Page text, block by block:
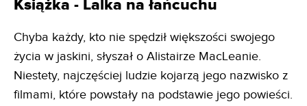
Książka - Lalka na łańcuchu
Chyba każdy, kto nie spędził większości swojego
życia w jaskini, słyszał o Alistairze MacLeanie.
Niestety, najczęściej ludzie kojarzą jego nazwisko z
filmami, które powstały na podstawie jego powieści.